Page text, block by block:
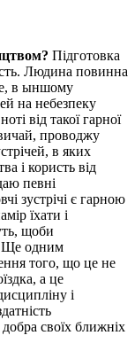
Підготовка
Людина повинна
в ыншому
на небезпеку
від такої гарної
проводжу
в яких
і користь від
певні
зустрічі є гарною
їхати і
щоби
Ще одним
того, що це не
а це
і
своїх ближніх